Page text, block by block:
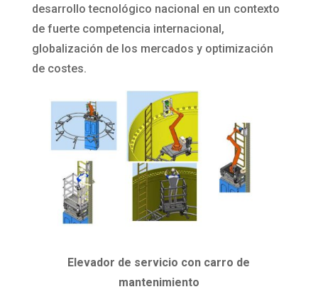
desarrollo tecnológico nacional en un contexto
de fuerte competencia internacional,
globalización de los mercados y optimización
de costes.
Elevador de servicio con carro de
mantenimiento